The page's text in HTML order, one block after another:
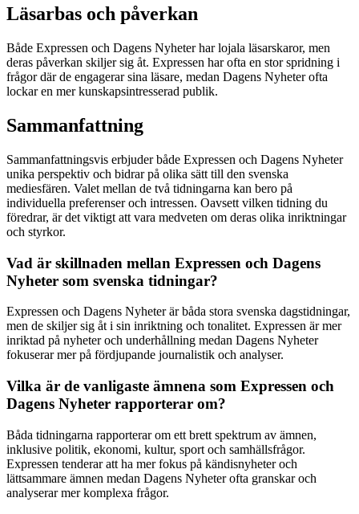
Läsarbas och påverkan
Både Expressen och Dagens Nyheter har lojala läsarskaror, men
deras påverkan skiljer sig åt. Expressen har ofta en stor spridning i
frågor där de engagerar sina läsare, medan Dagens Nyheter ofta
lockar en mer kunskapsintresserad publik.
Sammanfattning
Sammanfattningsvis erbjuder både Expressen och Dagens Nyheter
unika perspektiv och bidrar på olika sätt till den svenska
mediesfären. Valet mellan de två tidningarna kan bero på
individuella preferenser och intressen. Oavsett vilken tidning du
föredrar, är det viktigt att vara medveten om deras olika inriktningar
och styrkor.
Vad är skillnaden mellan Expressen och Dagens
Nyheter som svenska tidningar?
Expressen och Dagens Nyheter är båda stora svenska dagstidningar,
men de skiljer sig åt i sin inriktning och tonalitet. Expressen är mer
inriktad på nyheter och underhållning medan Dagens Nyheter
fokuserar mer på fördjupande journalistik och analyser.
Vilka är de vanligaste ämnena som Expressen och
Dagens Nyheter rapporterar om?
Båda tidningarna rapporterar om ett brett spektrum av ämnen,
inklusive politik, ekonomi, kultur, sport och samhällsfrågor.
Expressen tenderar att ha mer fokus på kändisnyheter och
lättsammare ämnen medan Dagens Nyheter ofta granskar och
analyserar mer komplexa frågor.